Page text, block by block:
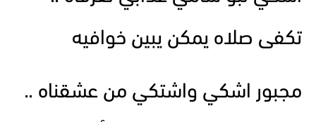
تكفى صلاه يمكن يبين خوافيه
مجبور اشكي واشتكي من عشقناه ..